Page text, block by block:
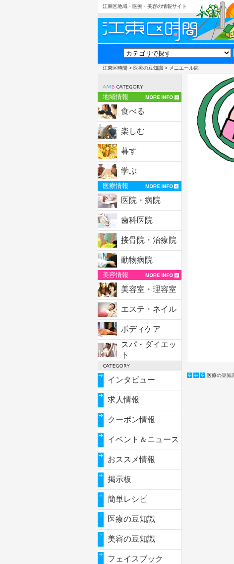
江東区地域・医療・美容の情報サイト
江東区時間 > 医療の豆知識 > メニエール病
地域情報
食べる
楽しむ
暮す
学ぶ
医療情報
医院・病院
歯科医院
接骨院・治療院
動物病院
美容情報
美容室・理容室
エステ・ネイル
ボディケア
スパ・ダイエッ
ト
インタビュー
求人情報
クーポン情報
イベント＆ニュース
おススメ情報
掲示板
簡単レシピ
医療の豆知識
美容の豆知識
フェイスブック
医療の豆知